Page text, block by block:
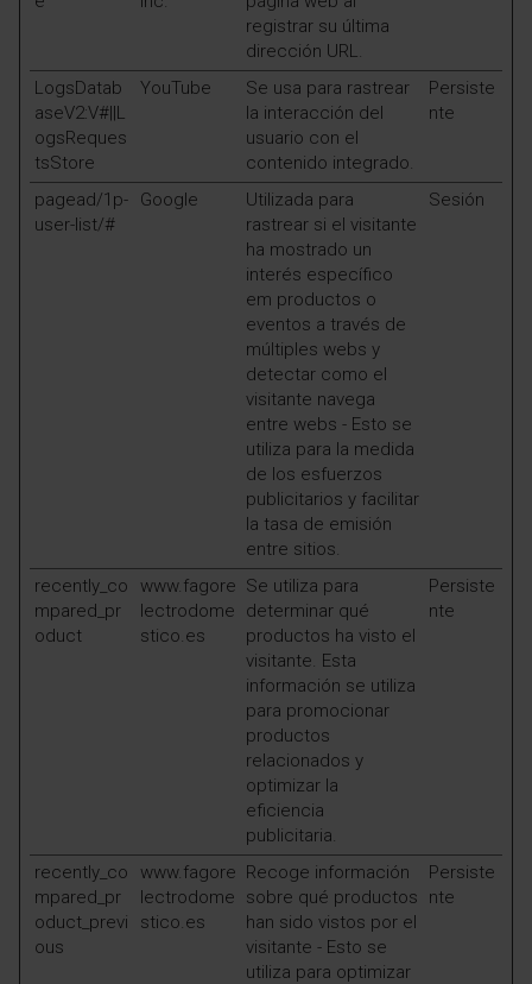
registrar su última
dirección URL.
LogsDatab
aseV2:V#||L
ogsReques
tsStore
YouTube
Se usa para rastrear
la interacción del
usuario con el
contenido integrado.
Persiste
nte
pagead/1p-
user-list/#
Google
Utilizada para
rastrear si el visitante
ha mostrado un
interés específico
em productos o
eventos a través de
múltiples webs y
detectar como el
visitante navega
entre webs - Esto se
utiliza para la medida
de los esfuerzos
publicitarios y facilitar
la tasa de emisión
entre sitios.
Sesión
recently_co
mpared_pr
oduct
www.fagore
lectrodome
stico.es
Se utiliza para
determinar qué
productos ha visto el
visitante. Esta
información se utiliza
para promocionar
productos
relacionados y
optimizar la
eficiencia
publicitaria.
Persiste
nte
recently_co
mpared_pr
oduct_previ
ous
www.fagore
lectrodome
stico.es
Recoge información
sobre qué productos
han sido vistos por el
visitante - Esto se
utiliza para optimizar
Persiste
nte